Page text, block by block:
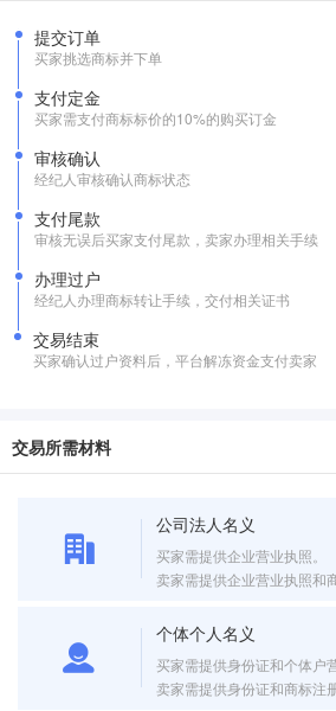
提交订单
买家挑选商标并下单
支付定金
买家需支付商标标价的10%的购买订金
审核确认
经纪人审核确认商标状态
支付尾款
审核无误后买家支付尾款，卖家办理相关手续
办理过户
经纪人办理商标转让手续，交付相关证书
交易结束
买家确认过户资料后，平台解冻资金支付卖家
交易所需材料
公司法人名义
买家需提供企业营业执照。
卖家需提供企业营业执照和
个体个人名义
买家需提供身份证和个体户
卖家需提供身份证和商标注